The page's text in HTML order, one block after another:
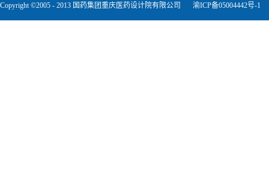
了解更多
Copyright ©2005 - 2013 国药集团重庆医药设计院有限公司 渝ICP备05004442号-1